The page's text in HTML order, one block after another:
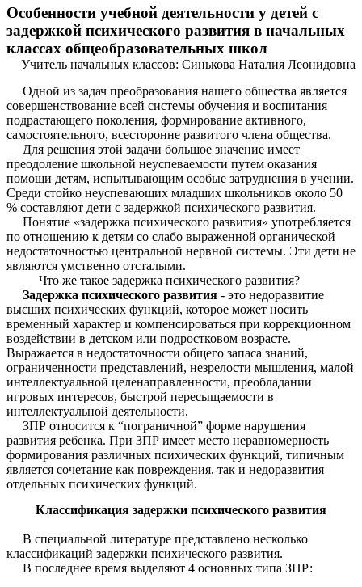
Особенности учебной деятельности у детей с
задержкой психического развития в начальных
классах общеобразовательных школ
Учитель начальных классов: Синькова Наталия Леонидовна
Одной из задач преобразования нашего общества является
совершенствование всей системы обучения и воспитания
подрастающего поколения, формирование активного,
самостоятельного, всесторонне развитого члена общества.
Для решения этой задачи большое значение имеет
преодоление школьной неуспеваемости путем оказания
помощи детям, испытывающим особые затруднения в учении.
Среди стойко неуспевающих младших школьников около 50
% составляют дети с задержкой психического развития.
Понятие «задержка психического развития» употребляется
по отношению к детям со слабо выраженной органической
недостаточностью центральной нервной системы. Эти дети не
являются умственно отсталыми.
Что же такое задержка психического развития?
Задержка психического развития - это недоразвитие
высших психических функций, которое может носить
временный характер и компенсироваться при коррекционном
воздействии в детском или подростковом возрасте.
Выражается в недостаточности общего запаса знаний,
ограниченности представлений, незрелости мышления, малой
интеллектуальной целенаправленности, преобладании
игровых интересов, быстрой пересыщаемости в
интеллектуальной деятельности.
ЗПР относится к “пограничной” форме нарушения
развития ребенка. При ЗПР имеет место неравномерность
формирования различных психических функций, типичным
является сочетание как повреждения, так и недоразвития
отдельных психических функций.
Классификация задержки психического развития
В специальной литературе представлено несколько
классификаций задержки психического развития.
В последнее время выделяют 4 основных типа ЗПР: